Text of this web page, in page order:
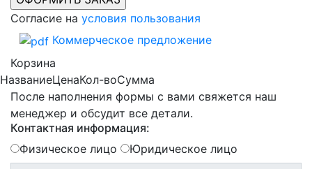
Согласие на условия пользования
Коммерческое предложение
Корзина
НазваниеЦенаКол-воСумма
После наполнения формы с вами свяжется наш
менеджер и обсудит все детали.
Контактная информация:
Физическое лицо
Юридическое лицо